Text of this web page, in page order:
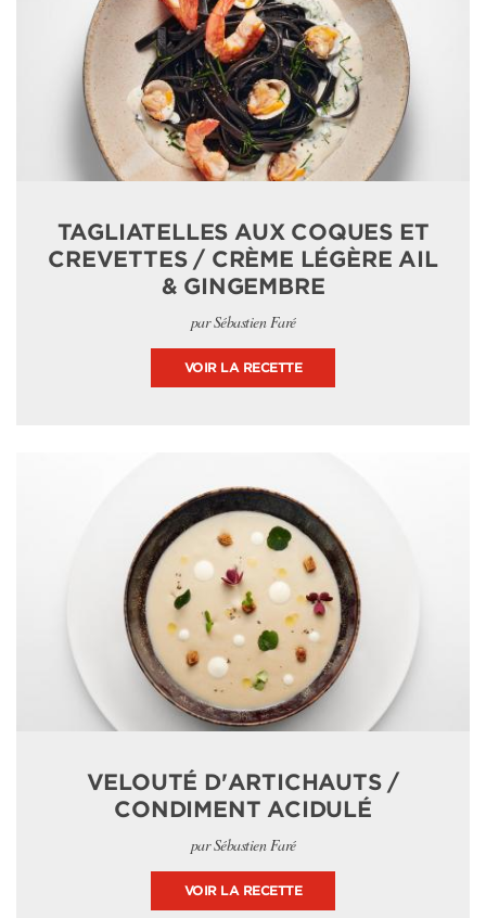
TAGLIATELLES AUX COQUES ET
CREVETTES / CRÈME LÉGÈRE AIL
& GINGEMBRE
par Sébastien Faré
VOIR LA RECETTE
VELOUTÉ D'ARTICHAUTS /
CONDIMENT ACIDULÉ
par Sébastien Faré
VOIR LA RECETTE